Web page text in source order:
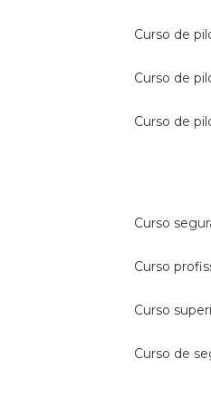
curso de
curso de
curso de
curso
curso
curso
curso de